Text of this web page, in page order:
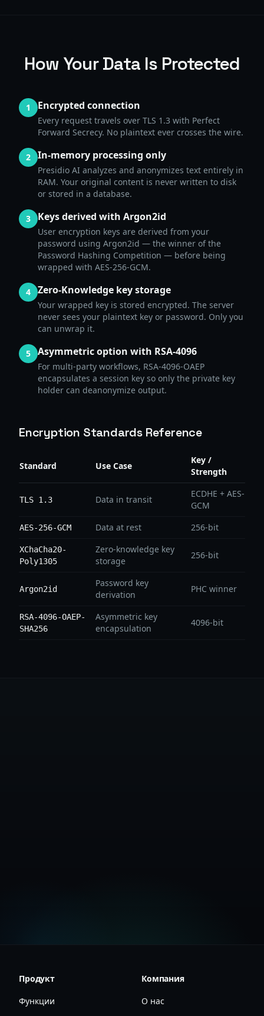
How Your Data Is Protected
1 Encrypted connection
Every request travels over TLS 1.3 with Perfect
Forward Secrecy. No plaintext ever crosses the wire.
2 In-memory processing only
Presidio AI analyzes and anonymizes text entirely in
RAM. Your original content is never written to disk
or stored in a database.
3 Keys derived with Argon2id
User encryption keys are derived from your
password using Argon2id — the winner of the
Password Hashing Competition — before being
wrapped with AES-256-GCM.
4 Zero-Knowledge key storage
Your wrapped key is stored encrypted. The server
never sees your plaintext key or password. Only you
can unwrap it.
5 Asymmetric option with RSA-4096
For multi-party workflows, RSA-4096-OAEP
encapsulates a session key so only the private key
holder can deanonymize output.
Encryption Standards Reference
Standard Use Case
Key /
Strength
TLS 1.3 Data in transit
ECDHE + AES-
GCM
AES-256-GCM Data at rest 256-bit
XChaCha20-
Poly1305
Zero-knowledge key
storage
256-bit
Argon2id
Password key
derivation
PHC winner
RSA-4096-OAEP-
SHA256
Asymmetric key
encapsulation
4096-bit
Продукт
Функции
Компания
О нас